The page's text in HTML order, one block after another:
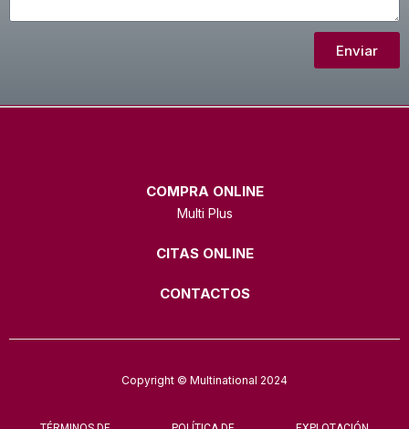
Enviar
COMPRA ONLINE
Multi Plus
CITAS ONLINE
CONTACTOS
Copyright © Multinational 2024